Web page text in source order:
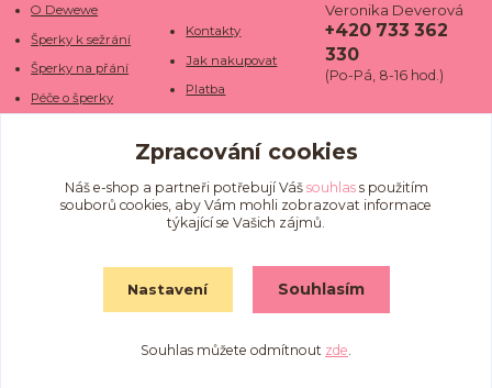
O Dewewe
Šperky k sežrání
Šperky na přání
Péče o šperky
Kamenné obchody
Fotogalerie
Kontakty
Jak nakupovat
Platba
Doba dodání
Doprava
Obchodní podmínky
Ochrana osobních
Veronika Deverová
+420 733 362
330
(Po-Pá, 8-16 hod.)
we.cz
Vytvořeno na Eshop-rychle.cz
Zpracování cookies
Náš e-shop a partneři potřebují Váš souhlass použitím
souborů cookies, aby Vám mohli zobrazovat informace
týkající se Vašich zájmů.
Nastavení Souhlasím
Souhlas můžete odmítnout zde